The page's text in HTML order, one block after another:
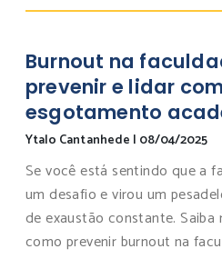
Burnout na
prevenir e lidar
esgotamento
Ytalo Cantanhede | 08/04/2025
Se você está sentindo que a
um desafio e virou um
de exaustão constante.
como prevenir burnout na